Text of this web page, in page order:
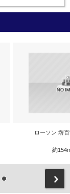
ローソン 堺
約